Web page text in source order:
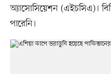
অ্যাসোসিয়েশন (এইচসিএ)।
পারেনি।